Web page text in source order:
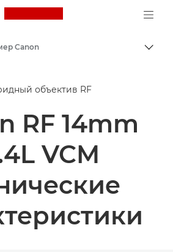
Canon Logo, back to
Canon
объектив RF
RF 14mm
VCM